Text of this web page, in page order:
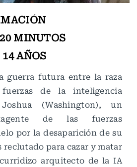
MINUTOS
AÑOS
guerra futura entre la raza
de la inteligencia
(Washington), un
de las fuerzas
por la desaparición de su
reclutado para cazar y matar
arquitecto de la IA